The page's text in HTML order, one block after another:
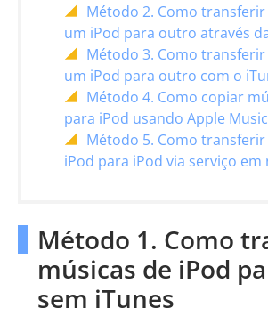
Método 2. Como
um iPod para outro através
Método 3. Como
um iPod para outro com o
Método 4. Como copiar
para iPod usando Apple Music
Método 5. Como
iPod para iPod via serviço em
Método 1. Como
músicas de iPod
sem iTunes